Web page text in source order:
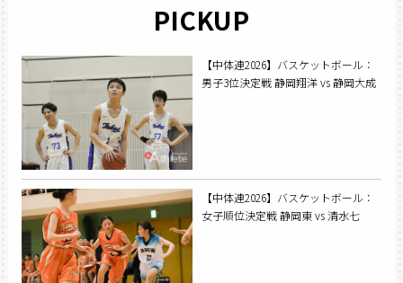
PICKUP
【中体連2026】バスケットボール：
男子3位決定戦 静岡翔洋 vs 静岡大成
【中体連2026】バスケットボール：
女子順位決定戦 静岡東 vs 清水七